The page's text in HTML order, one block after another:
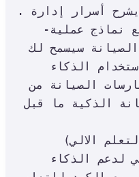
.هذا البرنامج التدريبي يشرح أسرار إدارة
بعد فهم أساسيات عملية الصيانة سيسمح لك
الاصطناعي لرفع مستوى ممارسات الصيانة من
(التعلم الالي)ML: Machine Learning